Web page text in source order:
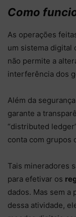
Como
As operações
um sistema digital
não permite a
interferência dos
Além da
garante a
“distributed
conta com grupos
Tais mineradores
para efetivar os
dados. Mas sem a
dessa atividade,